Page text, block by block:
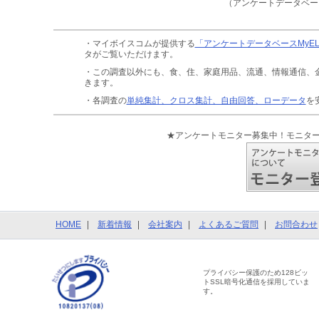
（アンケートデータベ
・マイボイスコムが提供する 「アンケートデータベース
タがご覧いただけます。
・この調査以外にも、食、住、家庭用品、流通、情報通信、
きます。
・各調査の単純集計、クロス集計、自由回答、ローデータ を
★アンケートモニター募集中！モニタ
HOME 新着情報 会社案内 よくあるご質問 お問合わせ
プライバシー保護のため128ビッ
トSSL暗号化通信を採用していま
す。